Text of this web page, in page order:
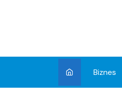
Biznes